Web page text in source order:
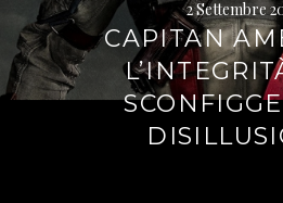
2 Settembre
CAPITAN